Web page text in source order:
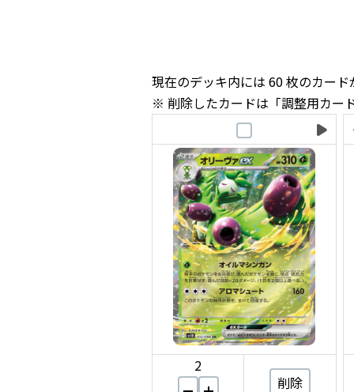
現在のデッキ内には 60 枚のカー
削除したカードは「調整用カー
2
削除